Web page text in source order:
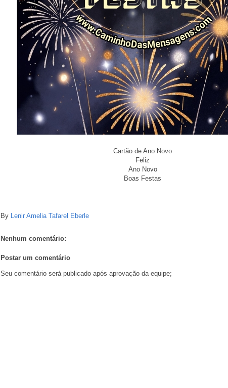
Cartão de Ano Novo
Feliz
Ano Novo
Boas Festas
By Lenir Amelia Tafarel Eberle
Nenhum comentário:
Postar um comentário
Seu comentário será publicado após aprovação da equipe;